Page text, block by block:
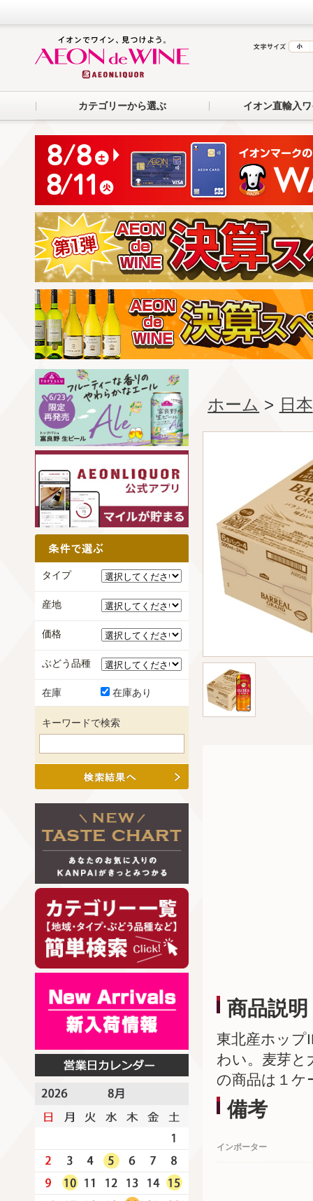
カテゴリーから選ぶ イオン直輸入
ホーム > 日本
商品説明
東北産ホップ
わい。麦芽
の商品は１ケ
備考
インポーター
タイプ
産地
価格
ぶどう品種
在庫 在庫あり
キーワードで検索